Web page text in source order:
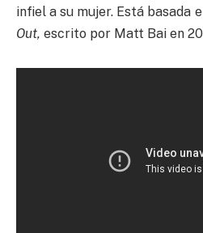
infiel a su mujer. Está basada
Out, escrito por Matt Bai en